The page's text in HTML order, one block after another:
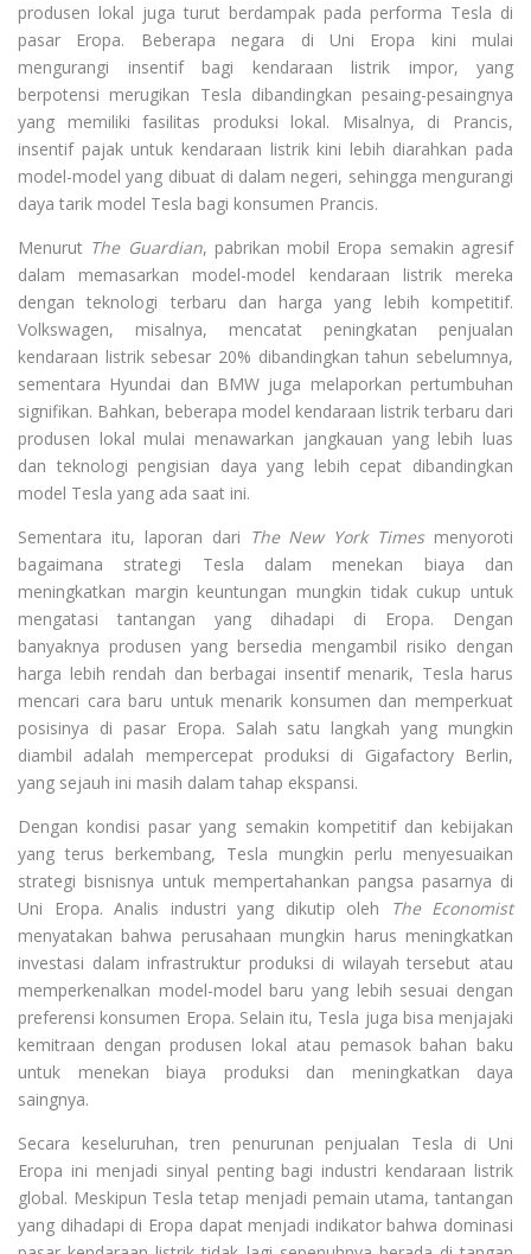
produsen lokal juga turut berdampak pada performa Tesla di
pasar Eropa. Beberapa negara di Uni Eropa kini mulai
mengurangi insentif bagi kendaraan listrik impor, yang
berpotensi merugikan Tesla dibandingkan pesaing-pesaingnya
yang memiliki fasilitas produksi lokal. Misalnya, di Prancis,
insentif pajak untuk kendaraan listrik kini lebih diarahkan pada
model-model yang dibuat di dalam negeri, sehingga mengurangi
daya tarik model Tesla bagi konsumen Prancis.
Menurut The Guardian, pabrikan mobil Eropa semakin agresif
dalam memasarkan model-model kendaraan listrik mereka
dengan teknologi terbaru dan harga yang lebih kompetitif.
Volkswagen, misalnya, mencatat peningkatan penjualan
kendaraan listrik sebesar 20% dibandingkan tahun sebelumnya,
sementara Hyundai dan BMW juga melaporkan pertumbuhan
signifikan. Bahkan, beberapa model kendaraan listrik terbaru dari
produsen lokal mulai menawarkan jangkauan yang lebih luas
dan teknologi pengisian daya yang lebih cepat dibandingkan
model Tesla yang ada saat ini.
Sementara itu, laporan dari The New York Timesmenyoroti
bagaimana strategi Tesla dalam menekan biaya dan
meningkatkan margin keuntungan mungkin tidak cukup untuk
mengatasi tantangan yang dihadapi di Eropa. Dengan
banyaknya produsen yang bersedia mengambil risiko dengan
harga lebih rendah dan berbagai insentif menarik, Tesla harus
mencari cara baru untuk menarik konsumen dan memperkuat
posisinya di pasar Eropa. Salah satu langkah yang mungkin
diambil adalah mempercepat produksi di Gigafactory Berlin,
yang sejauh ini masih dalam tahap ekspansi.
Dengan kondisi pasar yang semakin kompetitif dan kebijakan
yang terus berkembang, Tesla mungkin perlu menyesuaikan
strategi bisnisnya untuk mempertahankan pangsa pasarnya di
Uni Eropa. Analis industri yang dikutip oleh
The Economist
menyatakan bahwa perusahaan mungkin harus meningkatkan
investasi dalam infrastruktur produksi di wilayah tersebut atau
memperkenalkan model-model baru yang lebih sesuai dengan
preferensi konsumen Eropa. Selain itu, Tesla juga bisa menjajaki
kemitraan dengan produsen lokal atau pemasok bahan baku
untuk menekan biaya produksi dan meningkatkan daya
saingnya.
Secara keseluruhan, tren penurunan penjualan Tesla di Uni
Eropa ini menjadi sinyal penting bagi industri kendaraan listrik
global. Meskipun Tesla tetap menjadi pemain utama, tantangan
yang dihadapi di Eropa dapat menjadi indikator bahwa dominasi